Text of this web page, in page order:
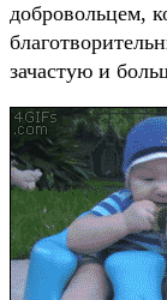
добровольцем,
зачастую и